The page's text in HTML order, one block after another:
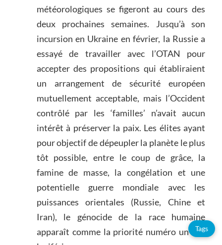
météorologiques se figeront au cours des
deux prochaines semaines. Jusqu’à son
incursion en Ukraine en février, la Russie a
essayé de travailler avec l’OTAN pour
accepter des propositions qui établiraient
un arrangement de sécurité européen
mutuellement acceptable, mais l’Occident
contrôlé par les ‘familles’ n’avait aucun
intérêt à préserver la paix. Les élites ayant
pour objectif de dépeupler la planète le plus
tôt possible, entre le coup de grâce, la
famine de masse, la congélation et une
potentielle guerre mondiale avec les
puissances orientales (Russie, Chine et
Iran), le génocide de la race humaine
apparaît comme la priorité numéro un des
Tags